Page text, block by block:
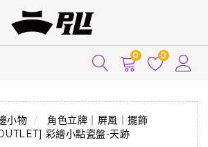
0 0
小物
角色立牌｜屏風｜擺飾
彩繪小點瓷盤-天跡